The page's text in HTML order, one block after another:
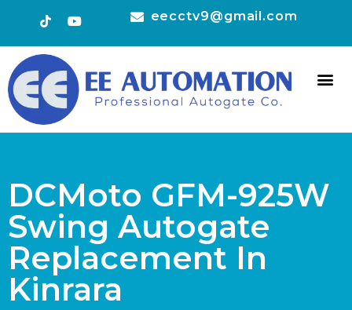
eecctv9@gmail.com
DCMoto GFM-925W
Swing Autogate
Replacement In
Kinrara